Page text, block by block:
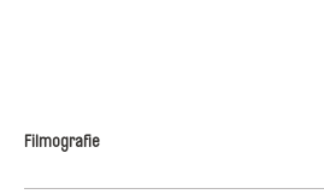
Filmografie